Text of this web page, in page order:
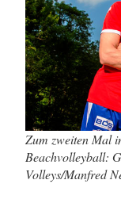
Zum zweiten Mal
Beachvolleyball:
Volleys/Manfred